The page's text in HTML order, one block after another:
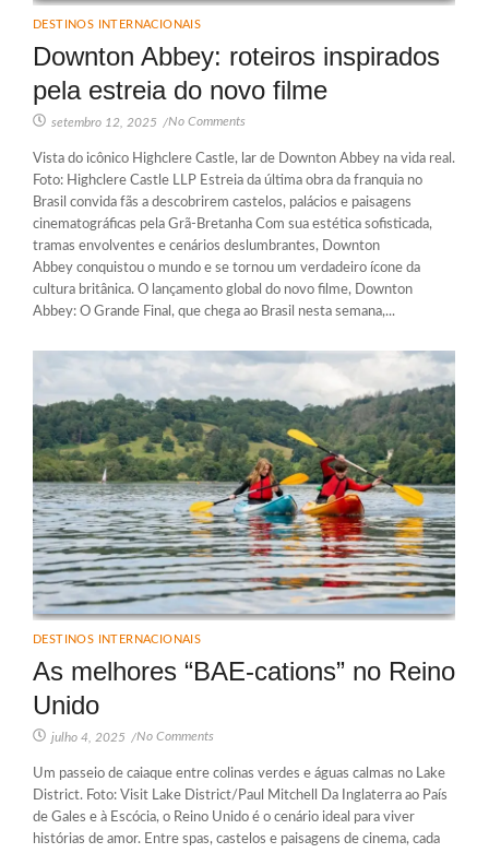
DESTINOS INTERNACIONAIS
Downton Abbey: roteiros inspirados
pela estreia do novo filme
setembro 12, 2025 /No Comments
Vista do icônico Highclere Castle, lar de Downton Abbey na vida real.
Foto: Highclere Castle LLP Estreia da última obra da franquia no
Brasil convida fãs a descobrirem castelos, palácios e paisagens
cinematográficas pela Grã-Bretanha Com sua estética sofisticada,
tramas envolventes e cenários deslumbrantes, Downton
Abbey conquistou o mundo e se tornou um verdadeiro ícone da
cultura britânica. O lançamento global do novo filme, Downton
Abbey: O Grande Final, que chega ao Brasil nesta semana,...
DESTINOS INTERNACIONAIS
As melhores “BAE-cations” no Reino
Unido
julho 4, 2025 /No Comments
Um passeio de caiaque entre colinas verdes e águas calmas no Lake
District. Foto: Visit Lake District/Paul Mitchell Da Inglaterra ao País
de Gales e à Escócia, o Reino Unido é o cenário ideal para viver
histórias de amor. Entre spas, castelos e paisagens de cinema, cada